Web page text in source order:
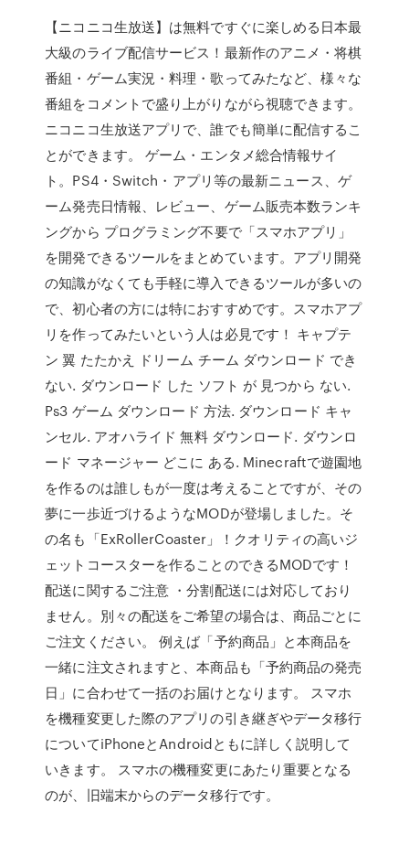
【ニコニコ生放送】は無料ですぐに楽しめる日本最
大級のライブ配信サービス！最新作のアニメ・将棋
番組・ゲーム実況・料理・歌ってみたなど、様々な
番組をコメントで盛り上がりながら視聴できます。
ニコニコ生放送アプリで、誰でも簡単に配信するこ
とができます。 ゲーム・エンタメ総合情報サイ
ト。PS4・Switch・アプリ等の最新ニュース、ゲ
ーム発売日情報、レビュー、ゲーム販売本数ランキ
ングから プログラミング不要で「スマホアプリ」
を開発できるツールをまとめています。アプリ開発
の知識がなくても手軽に導入できるツールが多いの
で、初心者の方には特におすすめです。スマホアプ
リを作ってみたいという人は必見です！ キャプテ
ン 翼 たたかえ ドリーム チーム ダウンロード でき
ない. ダウンロード した ソフト が 見つから ない.
Ps3 ゲーム ダウンロード 方法. ダウンロード キャ
ンセル. アオハライド 無料 ダウンロード. ダウンロ
ード マネージャー どこに ある. Minecraftで遊園地
を作るのは誰しもが一度は考えることですが、その
夢に一歩近づけるようなMODが登場しました。そ
の名も「ExRollerCoaster」！クオリティの高いジ
ェットコースターを作ることのできるMODです！
配送に関するご注意 ・分割配送には対応しており
ません。別々の配送をご希望の場合は、商品ごとに
ご注文ください。 例えば「予約商品」と本商品を
一緒に注文されますと、本商品も「予約商品の発売
日」に合わせて一括のお届けとなります。 スマホ
を機種変更した際のアプリの引き継ぎやデータ移行
についてiPhoneとAndroidともに詳しく説明して
いきます。 スマホの機種変更にあたり重要となる
のが、旧端末からのデータ移行です。